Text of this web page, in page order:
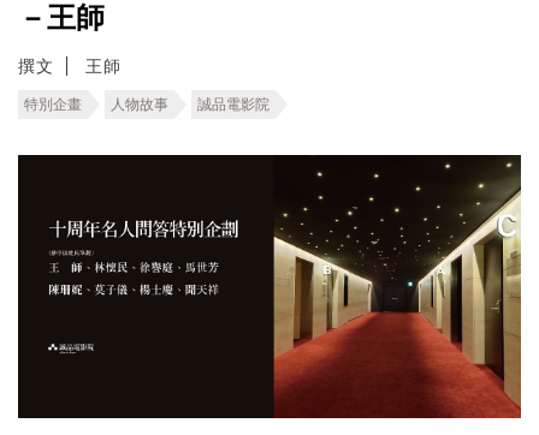
－王師
撰文 王師
特別企畫 人物故事 誠品電影院